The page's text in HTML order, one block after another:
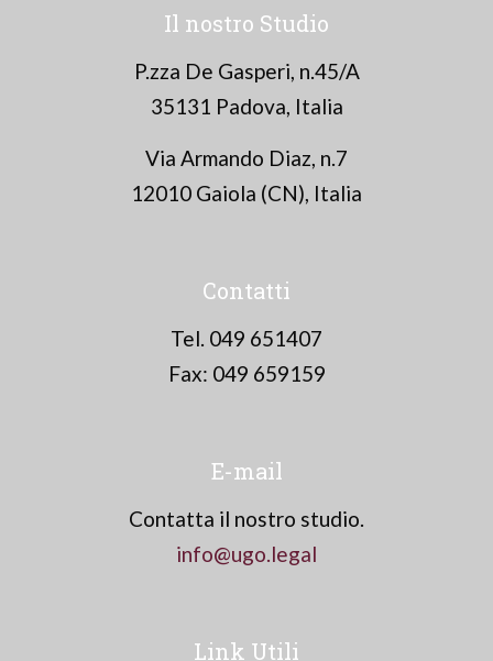
Il nostro Studio
P.zza De Gasperi, n.45/A
35131 Padova, Italia
Via Armando Diaz, n.7
12010 Gaiola (CN), Italia
Contatti
Tel. 049 651407
Fax: 049 659159
E-mail
Contatta il nostro studio.
info@ugo.legal
Link Utili